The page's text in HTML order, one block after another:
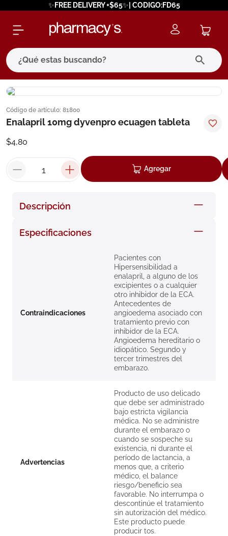
✨FREE DELIVERY +$65✨| CODIGO:FD65
¿Qué estas buscando?
Código de artículo: 81800
Enalapril 10mg dyvenpro ecuagen tableta
$4,80
Agregar
Descripción
Especificaciones
Contraindicaciones
Pacientes con
Hipersensibilidad a
enalapril, a alguno de los
excipientes o a cualquier
otro inhibidor de la ECA.
Antecedentes de
angioedema asociado con
tratamiento previo con
inhibidor de la ECA.
Angioedema hereditario o
idiopático. Segundo y
tercer trimestres del
embarazo.
Advertencias
Producto de uso delicado
que debe ser administrado
bajo estricta vigilancia
médica. No se administre
durante el embarazo o
cuando se sospeche su
existencia, ni durante el
período de lactancia, a
menos que, a criterio
médico, el balance
riesgo/beneficio sea
favorable. No interrumpa o
descontinúe el tratamiento
sin autorización del médico.
Este producto puede
producir tos.
términos más buscados
1. eucerin
pilexil
5. cerave
6 degraler
8. roche posay